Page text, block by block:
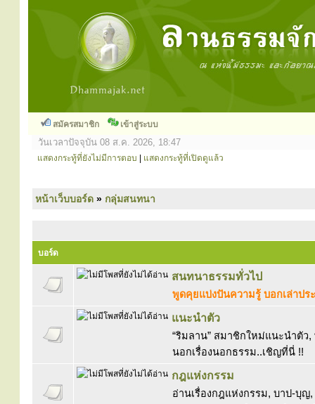
สมัครสมาชิก เข้าสู่ระบบ
วันเวลาปัจจุบัน 08 ส.ค. 2026, 18:47
แสดงกระทู้ที่ยังไม่มีการตอบ แสดงกระทู้ที่เปิดดูแล้ว
หน้าเว็บบอร์ด » กลุ่มสนทนา
บอร์ด
สนทนาธรรมทั่วไป
พูดคุยแบ่งปันความรู้ บอกเล่าป
แนะนำตัว
“ริมลาน” สมาชิกใหม่แนะนำตั
นอกเรื่องนอกธรรม..เชิญที่นี่ !!
กฎแห่งกรรม
อ่านเรื่องกฎแห่งกรรม, บาป-บุ